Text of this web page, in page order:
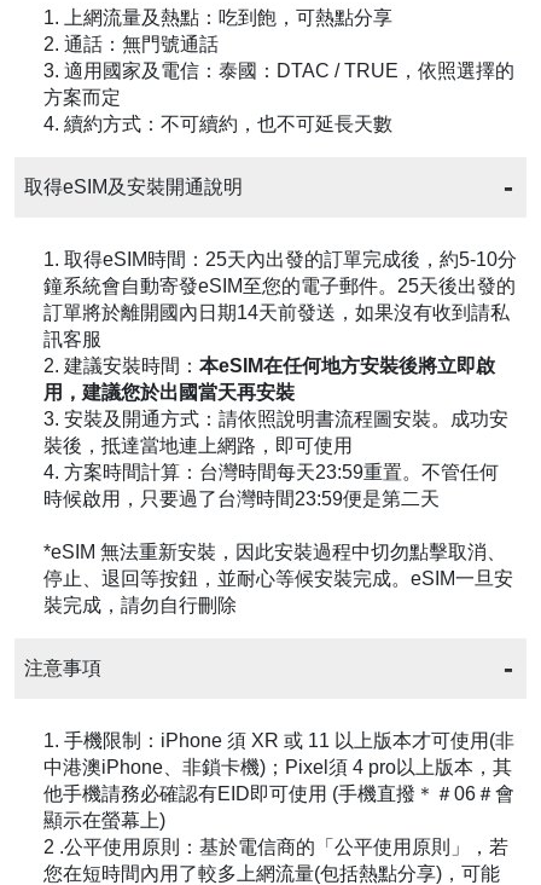
1. 上網流量及熱點：吃到飽，可熱點分享
2. 通話：無門號通話
3. 適用國家及電信：泰國：DTAC / TRUE，依照選擇的
方案而定
4. 續約方式：不可續約，也不可延長天數
取得eSIM及安裝開通說明
1. 取得eSIM時間：25天內出發的訂單完成後，約5-10分
鐘系統會自動寄發eSIM至您的電子郵件。25天後出發的
訂單將於離開國內日期14天前發送，如果沒有收到請私
訊客服
2. 建議安裝時間： 本eSIM在任何地方安裝後將立即啟
用，建議您於出國當天再安裝
3. 安裝及開通方式：請依照說明書流程圖安裝。成功安
裝後，抵達當地連上網路，即可使用
4. 方案時間計算：台灣時間每天23:59重置。不管任何
時候啟用，只要過了台灣時間23:59便是第二天
*eSIM 無法重新安裝，因此安裝過程中切勿點擊取消、
停止、退回等按鈕，並耐心等候安裝完成。eSIM一旦安
裝完成，請勿自行刪除
注意事項
1. 手機限制：iPhone 須 XR 或 11 以上版本才可使用(非
中港澳iPhone、非鎖卡機)；Pixel須 4 pro以上版本，其
他手機請務必確認有EID即可使用 (手機直撥＊＃06＃會
顯示在螢幕上)
2 .公平使用原則：基於電信商的「公平使用原則」，若
您在短時間內用了較多上網流量(包括熱點分享)，可能